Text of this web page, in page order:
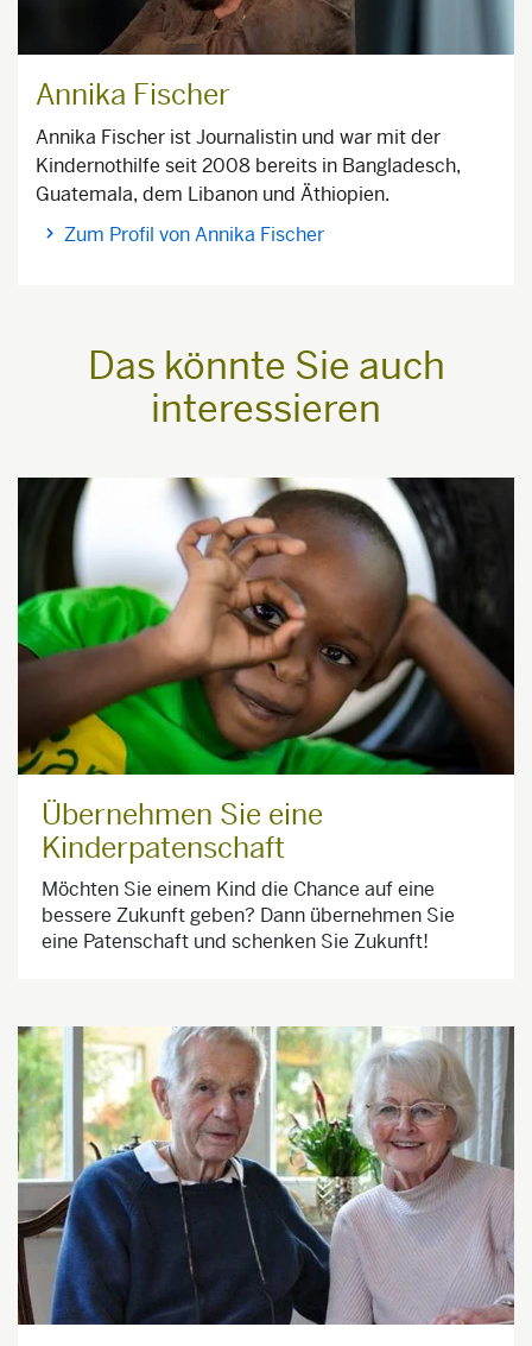
Annika Fischer
Annika Fischer ist Journalistin und war mit der
Kindernothilfe seit 2008 bereits in Bangladesch,
Guatemala, dem Libanon und Äthiopien.
Zum Profil von Annika Fischer
Das könnte Sie auch
interessieren
Übernehmen Sie eine
Kinderpatenschaft
Möchten Sie einem Kind die Chance auf eine
bessere Zukunft geben? Dann übernehmen Sie
eine Patenschaft und schenken Sie Zukunft!